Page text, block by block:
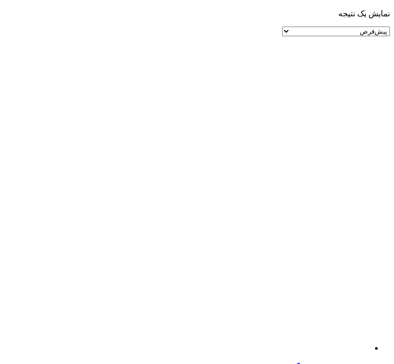
نمایش یک نتیجه